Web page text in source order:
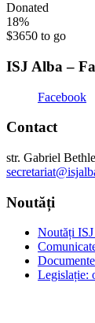
Donated
18%
$3650 to go
ISJ Alba –
Facebook
Contact
str. Gabriel
Noutăți
Noutăți
Legislație: